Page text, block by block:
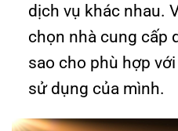
dịch vụ khác nhau.
chọn nhà cung cấp
sao cho phù hợp
sử dụng của mình.